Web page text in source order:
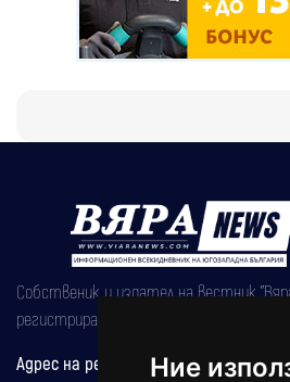
Ние
Собственик и издател на вестник
регистрирана на 08.05.2002 година.
Адрес на редакцията